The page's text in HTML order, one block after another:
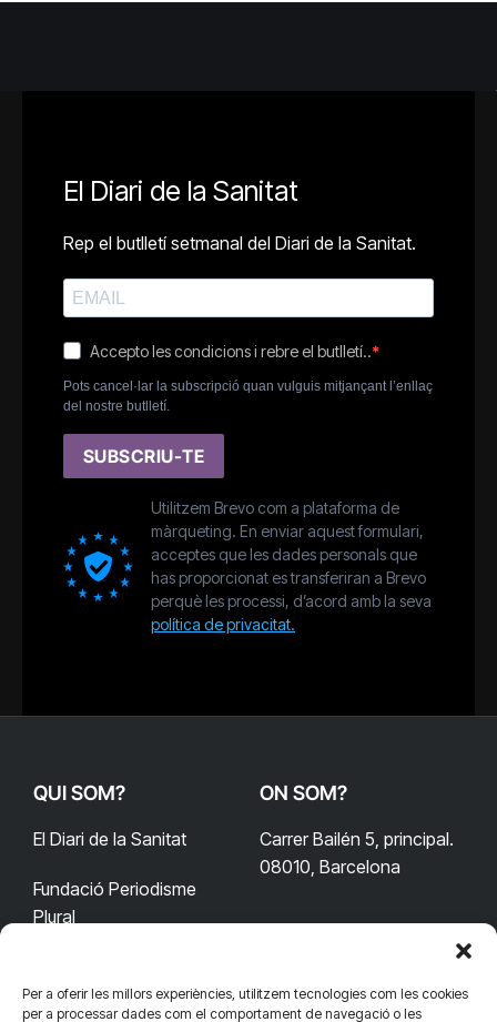
Per a oferir les millors experiències, utilitzem tecnologies com les cookies
per a processar dades com el comportament de navegació o les
El Diari de la Sanitat
Rep el butlletí setmanal del Diari de la Sanitat.
Accepto les condicions i rebre el butlletí..
Pots cancel·lar la subscripció quan vulguis mitjançant l’enllaç
del nostre butlletí.
SUBSCRIU-TE
Utilitzem Brevo com a plataforma de
màrqueting. En enviar aquest formulari,
acceptes que les dades personals que
has proporcionat es transferiran a Brevo
perquè les processi, d’acord amb la seva
política de privacitat.
QUI SOM?
El Diari de la Sanitat
Fundació Periodisme
Plural
ON SOM?
Carrer Bailén 5, principal.
08010, Barcelona
CONTACTA'NS CONNECTA